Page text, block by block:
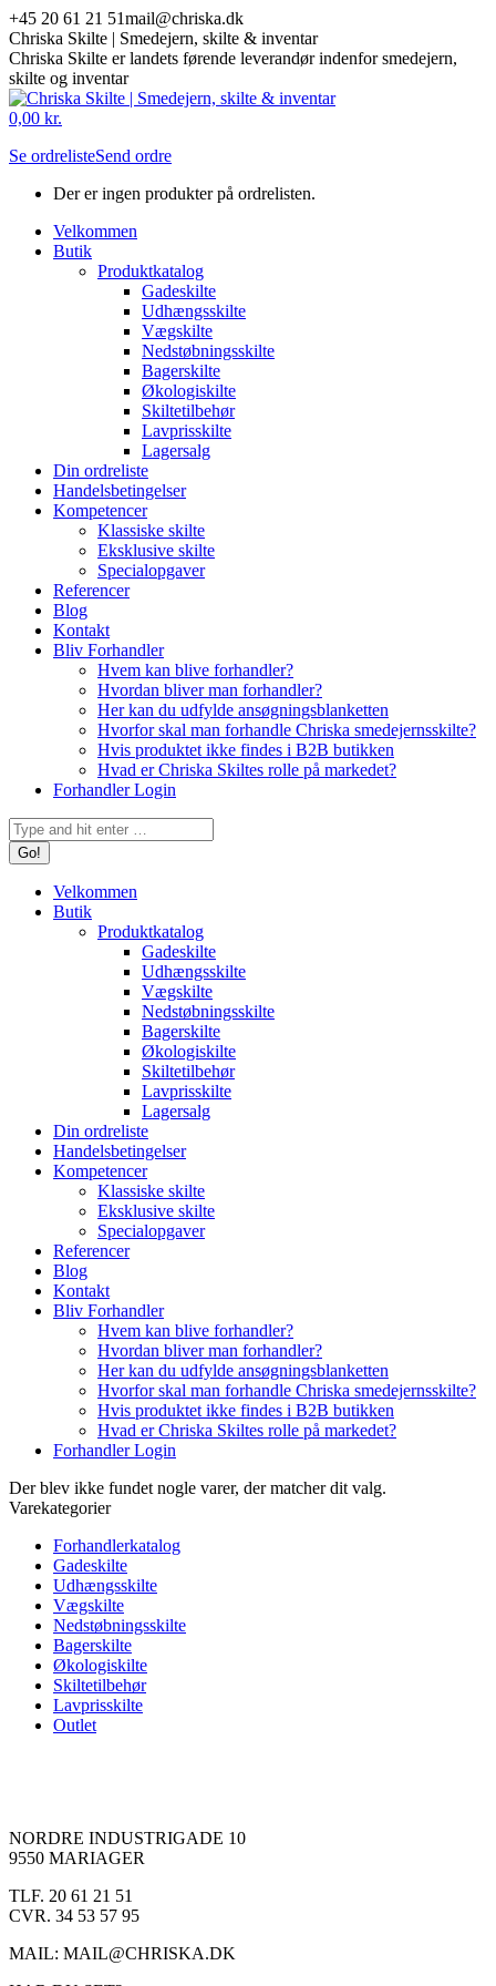
Skip
to
content
+45 20 61 21 51mail@chriska.dk
Chriska Skilte | Smedejern, skilte & inventar
Chriska Skilte er landets førende leverandør indenfor smedejern,
skilte og inventar
Mail
opens
new
Facebook
opens
new
0,00 kr.
Se ordrelisteSend ordre
Der er ingen produkter på ordrelisten.
Velkommen
Butik
Produktkatalog
Gadeskilte
Udhængsskilte
Vægskilte
Nedstøbningsskilte
Bagerskilte
Økologiskilte
Skiltetilbehør
Lavprisskilte
Lagersalg
Din ordreliste
Handelsbetingelser
Kompetencer
Klassiske skilte
Eksklusive skilte
Specialopgaver
Referencer
Blog
Kontakt
Bliv Forhandler
Hvem kan blive forhandler?
Hvordan bliver man forhandler?
Her kan du udfylde ansøgningsblanketten
Hvorfor skal man forhandle Chriska smedejernsskilte?
Hvis produktet ikke findes i B2B butikken
Hvad er Chriska Skiltes rolle på markedet?
Forhandler Login
Search:
Velkommen
Butik
Produktkatalog
Gadeskilte
Udhængsskilte
Vægskilte
Nedstøbningsskilte
Bagerskilte
Økologiskilte
Skiltetilbehør
Lavprisskilte
Lagersalg
Din ordreliste
Handelsbetingelser
Kompetencer
Klassiske skilte
Eksklusive skilte
Specialopgaver
Referencer
Blog
Kontakt
Bliv Forhandler
Hvem kan blive forhandler?
Hvordan bliver man forhandler?
Her kan du udfylde ansøgningsblanketten
Hvorfor skal man forhandle Chriska smedejernsskilte?
Hvis produktet ikke findes i B2B butikken
Hvad er Chriska Skiltes rolle på markedet?
Forhandler Login
Der blev ikke fundet nogle varer, der matcher dit valg.
Varekategorier
Forhandlerkatalog
Gadeskilte
Udhængsskilte
Vægskilte
Nedstøbningsskilte
Bagerskilte
Økologiskilte
Skiltetilbehør
Lavprisskilte
Outlet
NORDRE INDUSTRIGADE 10
9550 MARIAGER
TLF. 20 61 21 51
CVR. 34 53 57 95
MAIL: MAIL@CHRISKA.DK